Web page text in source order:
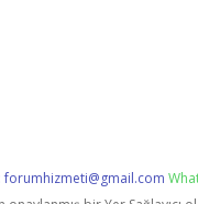
forumhizmeti@gmail.com